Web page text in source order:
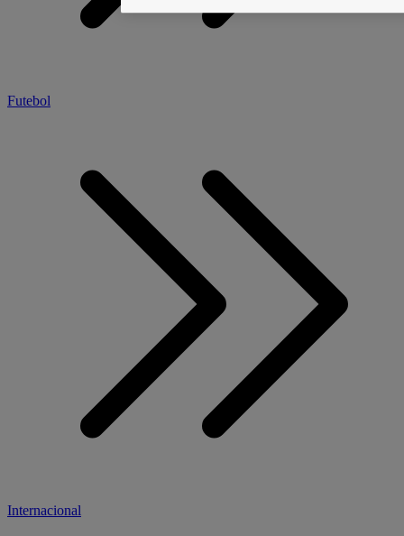
Futebol
Internacional